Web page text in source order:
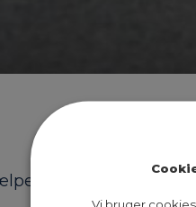
dig til bedre at
Vi bruger